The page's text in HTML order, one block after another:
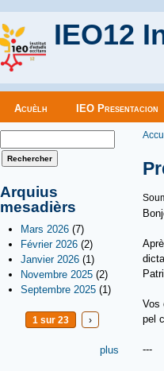
IEO12
Menu principal
Acuèlh IEO Presentacion
Formulaire de
Arquius
mesadièrs
Mars 2026 (7)
Février 2026 (2)
Janvier 2026 (1)
Novembre 2025 (2)
Septembre 2025 (1)
1 sur 23 ›
plus
Vos
pel
---